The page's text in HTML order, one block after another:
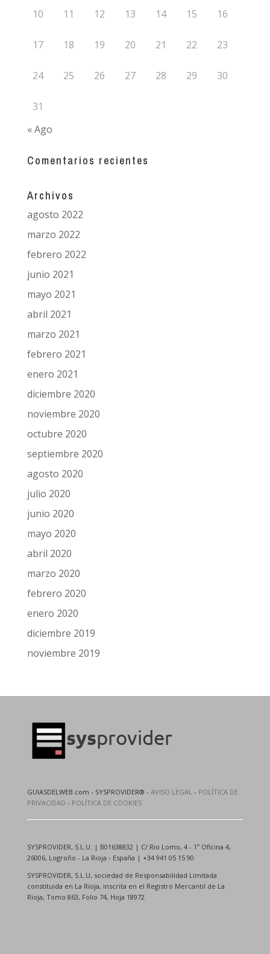
10 11 12 13 14 15 16
17 18 19 20 21 22 23
24 25 26 27 28 29 30
31
« Ago
Comentarios recientes
Archivos
agosto 2022
marzo 2022
febrero 2022
junio 2021
mayo 2021
abril 2021
marzo 2021
febrero 2021
enero 2021
diciembre 2020
noviembre 2020
octubre 2020
septiembre 2020
agosto 2020
julio 2020
junio 2020
mayo 2020
abril 2020
marzo 2020
febrero 2020
enero 2020
diciembre 2019
noviembre 2019
GUIASDELWEB.com - SYSPROVIDER® - AVISO LEGAL- POLÍTICA DE
PRIVACIDAD - POLÍTICA DE COOKIES
SYSPROVIDER, S.L.U. | B01638832 | C/ Rio Lomo, 4 - 1º Oficina 4,
26006, Logroño - La Rioja - España | +34 941 05 15 90
SYSPROVIDER, S.L.U, sociedad de Responsabilidad Limitada
constituida en La Rioja, inscrita en el Registro Mercantil de La
Rioja, Tomo 863, Folio 74, Hoja 18972.